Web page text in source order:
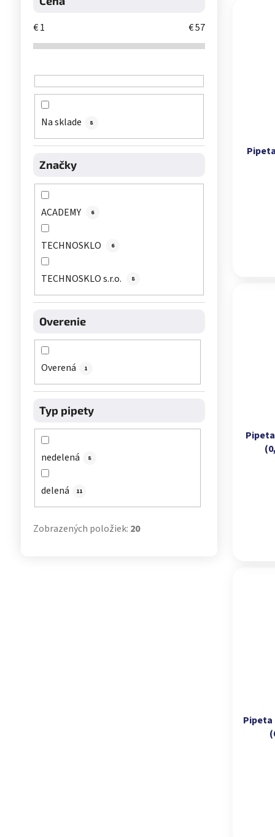
€1 €57
Na sklade 8
Značky
ACADEMY 6
TECHNOSKLO 6
TECHNOSKLO s.r.o. 8
Overenie
Overená 1
Typ pipety
nedelená 8
delená 11
Zobrazených položiek: 20
Pipeta